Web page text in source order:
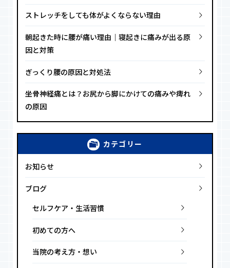
ストレッチをしても体がよくならない理由
朝起きた時に腰が痛い理由｜寝起きに痛みが出る原
因と対策
ぎっくり腰の原因と対処法
坐骨神経痛とは？お尻から脚にかけての痛みや痺れ
の原因
カテゴリー
お知らせ
ブログ
セルフケア・生活習慣
初めての方へ
当院の考え方・想い